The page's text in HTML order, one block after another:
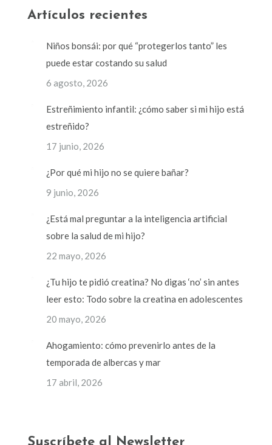
Artículos recientes
Niños bonsái: por qué “protegerlos tanto” les
puede estar costando su salud
6 agosto, 2026
Estreñimiento infantil: ¿cómo saber si mi hijo está
estreñido?
17 junio, 2026
¿Por qué mi hijo no se quiere bañar?
9 junio, 2026
¿Está mal preguntar a la inteligencia artificial
sobre la salud de mi hijo?
22 mayo, 2026
¿Tu hijo te pidió creatina? No digas ‘no’ sin antes
leer esto: Todo sobre la creatina en adolescentes
20 mayo, 2026
Ahogamiento: cómo prevenirlo antes de la
temporada de albercas y mar
17 abril, 2026